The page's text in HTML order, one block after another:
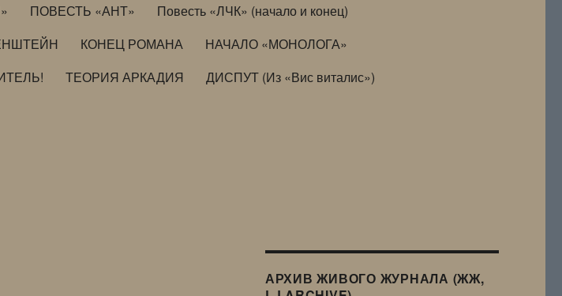
ПОВЕСТЬ «АНТ»
Повесть «ЛЧК» (начало и конец)
КОНЕЦ РОМАНА
НАЧАЛО «МОНОЛОГА»
ТЕОРИЯ АРКАДИЯ ДИСПУТ (Из «Вис виталис»)
АРХИВ ЖИВОГО ЖУРНАЛА (ЖЖ,